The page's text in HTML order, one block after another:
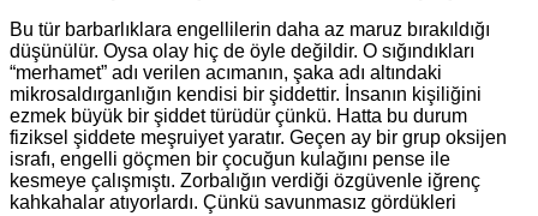
Bu tür barbarlıklara engellilerin daha az maruz bırakıldığı
düşünülür. Oysa olay hiç de öyle değildir. O sığındıkları
“merhamet” adı verilen acımanın, şaka adı altındaki
mikrosaldırganlığın kendisi bir şiddettir. İnsanın kişiliğini
ezmek büyük bir şiddet türüdür çünkü. Hatta bu durum
fiziksel şiddete meşruiyet yaratır. Geçen ay bir grup oksijen
israfı, engelli göçmen bir çocuğun kulağını pense ile
kesmeye çalışmıştı. Zorbalığın verdiği özgüvenle iğrenç
kahkahalar atıyorlardı. Çünkü savunmasız gördükleri